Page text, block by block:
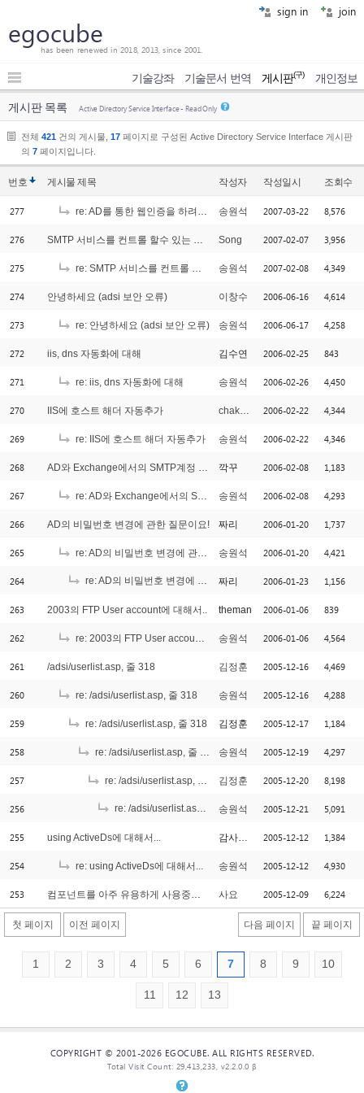
sign in join
egocube
has been renewed in 2018, 2013, since 2001.
기술강좌 기술문서 번역 게시판(구) 개인정보
게시판 목록 Active Directory Service Interface - Read Only
전체 421 건의 게시물, 17 페이지로 구성된 Active Directory Service Interface 게시판
의 7 페이지입니다.
번호 게시물제목 작성자 작성일시 조회수
277 re: AD를 통한 웹인증을 하려는데요 송원석 2007-03-22 8,576
276 SMTP 서비스를 컨트롤 할수 있는 방법 좀 알고 싶습니다. Song 2007-02-07 3,956
275 re: SMTP 서비스를 컨트롤 할수 있는 방법 좀 알고 싶습니다. 송원석 2007-02-08 4,349
274 안녕하세요 (adsi 보안 오류) 이창수 2006-06-16 4,614
273 re: 안녕하세요 (adsi 보안 오류) 송원석 2006-06-17 4,258
272 iis, dns 자동화에 대해 김수연 2006-02-25 843
271 re: iis, dns 자동화에 대해 송원석 2006-02-26 4,450
270 IIS에 호스트 해더 자동추가 chakankim 2006-02-22 4,344
269 re: IIS에 호스트 해더 자동추가 송원석 2006-02-22 4,346
268 AD와 Exchange에서의 SMTP계정 추가 깍꾸 2006-02-08 1,183
267 re: AD와 Exchange에서의 SMTP계정 추가 송원석 2006-02-08 4,293
266 AD의 비밀번호 변경에 관한 질문이요! 짜리 2006-01-20 1,737
265 re: AD의 비밀번호 변경에 관한 질문이요! 송원석 2006-01-20 4,421
264 re: AD의 비밀번호 변경에 관한 질문이요! [1]
짜리 2006-01-23 1,156
263 2003의 FTP User account에 대해서.. theman 2006-01-06 839
262 re: 2003의 FTP User account에 대해서.. 송원석 2006-01-06 4,564
261 /adsi/userlist.asp, 줄 318 김정훈 2005-12-16 4,469
260 re: /adsi/userlist.asp, 줄 318 송원석 2005-12-16 4,288
259 re: /adsi/userlist.asp, 줄 318 김정훈 2005-12-17 1,184
258 re: /adsi/userlist.asp, 줄 318 송원석 2005-12-19 4,297
257 re: /adsi/userlist.asp, 줄 318 김정훈 2005-12-20 8,198
256 re: /adsi/userlist.asp, 줄 318 [1]
송원석 2005-12-21 5,091
255 using ActiveDs에 대해서... 감사하는이 2005-12-12 1,384
254 re: using ActiveDs에 대해서... 송원석 2005-12-12 4,930
253 컴포넌트를 아주 유용하게 사용중이였는데요.. 사요 2005-12-09 6,224
첫 페이지 이전 페이지 다음 페이지 끝 페이지
1 2 3 4 5 6 7 8 9 10
11 12 13
COPYRIGHT © 2001-2026 EGOCUBE. ALL RIGHTS RESERVED.
Total Visit Count: 29,413,233, v2.2.0.0 β